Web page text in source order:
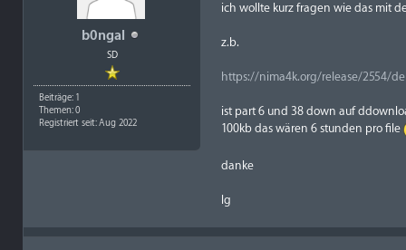
b0ngal
SD
Beiträge: 1
Themen: 0
Registriert seit: Aug 2022
ich wollte kurz fragen wie das mit
z.b.
https://nima4k.org/release/2554/
ist part 6 und 38 down auf
100kb das wären 6 stunden pro file
danke
lg